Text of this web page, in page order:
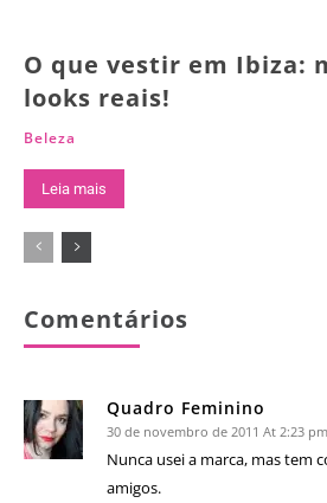
O que vestir em Ibiza:
looks reais!
Beleza
Leia mais
Comentários
Quadro Feminino
30 de novembro de 2011 At 2:23 pm
Nunca usei a marca, mas tem
amigos.